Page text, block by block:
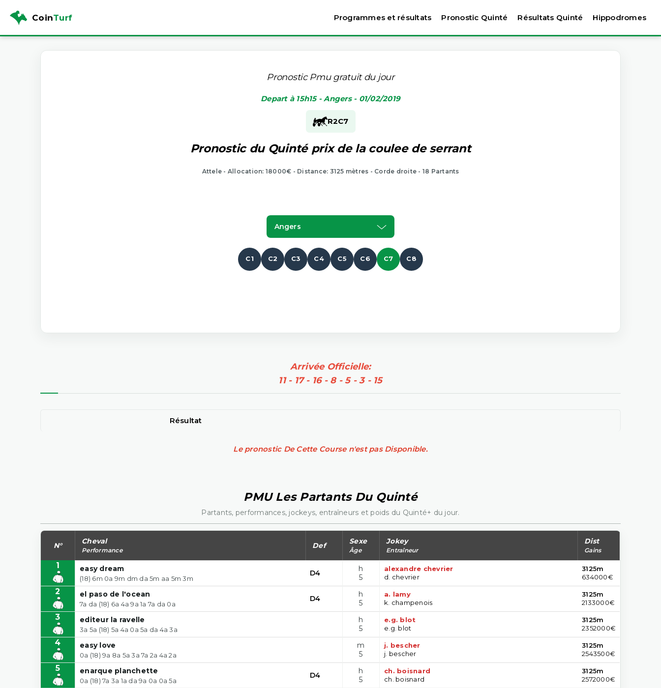
CoinTurf Programmes et résultats Pronostic Quinté Résultats Quinté Hippodromes
Pronostic Pmu gratuit du jour
Depart à 15h15 - Angers - 01/02/2019
R2C7
Pronostic du Quinté prix de la coulee de serrant
Attele - Allocation: 18000€ - Distance: 3125 mètres - Corde droite - 18 Partants
Angers
C1 C2 C3 C4 C5 C6 C7 C8
Arrivée Officielle:
11 - 17 - 16 - 8 - 5 - 3 - 15
Résultat
Le pronostic De Cette Course n'est pas Disponible.
PMU Les Partants Du Quinté
Partants, performances, jockeys, entraîneurs et poids du Quinté+ du jour.
N° Cheval
Performance
Def Sexe
Âge
Jokey
Entraîneur
Dist
Gains
1 easy dream
(18) 6m 0a 9m dm da 5m aa 5m 3m
D4
h
5
alexandre chevrier
d. chevrier
3125m
634000€
2 el paso de l'ocean
7a da (18) 6a 4a 9a 1a 7a da 0a
D4
h
5
a. lamy
k. champenois
3125m
2133000€
3 editeur la ravelle
3a 5a (18) 5a 4a 0a 5a da 4a 3a
h
5
e.g. blot
e.g. blot
3125m
2352000€
4 easy love
0a (18) 9a 8a 5a 3a 7a 2a 4a 2a
m
5
j. bescher
j. bescher
3125m
2543500€
5 enarque planchette
0a (18) 7a 3a 1a da 9a 0a 0a 5a
D4
h
5
ch. boisnard
ch. boisnard
3125m
2572000€